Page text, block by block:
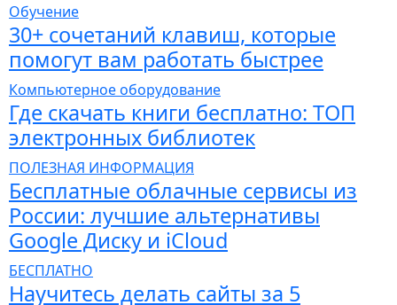
Обучение
30+ сочетаний клавиш, которые
помогут вам работать быстрее
Компьютерное оборудование
Где скачать книги бесплатно: ТОП
электронных библиотек
ПОЛЕЗНАЯ ИНФОРМАЦИЯ
Бесплатные облачные сервисы из
России: лучшие альтернативы
Google Диску и iCloud
БЕСПЛАТНО
Научитесь делать сайты за 5